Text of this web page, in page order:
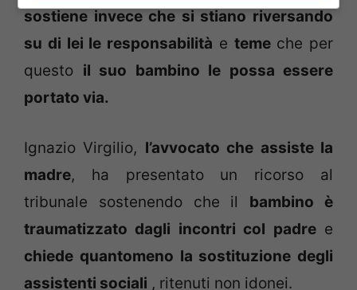
sostiene invece che si stiano riversando
su di lei le responsabilità e temeche per
questo il suo bambino le possa essere
portato via.
Ignazio Virgilio, l’avvocato che assiste la
madre, ha presentato un ricorso al
tribunale sostenendo che il bambino è
traumatizzato dagli incontri col padree
chiede quantomeno la sostituzione degli
assistenti sociali , ritenuti non idonei.